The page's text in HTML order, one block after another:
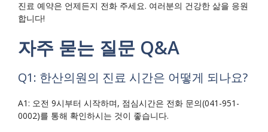
진료 예약은 언제든지 전화 주세요. 여러분의 건강한 삶을 응원
합니다!
자주 묻는 질문 Q&A
Q1: 한산의원의 진료 시간은 어떻게 되나요?
A1: 오전 9시부터 시작하며, 점심시간은 전화 문의(041-951-
0002)를 통해 확인하시는 것이 좋습니다.